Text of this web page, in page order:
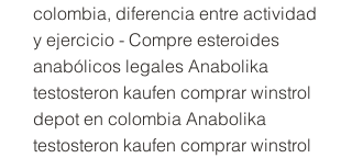
colombia, diferencia entre actividad
y ejercicio - Compre esteroides
anabólicos legales Anabolika
testosteron kaufen comprar winstrol
depot en colombia Anabolika
testosteron kaufen comprar winstrol